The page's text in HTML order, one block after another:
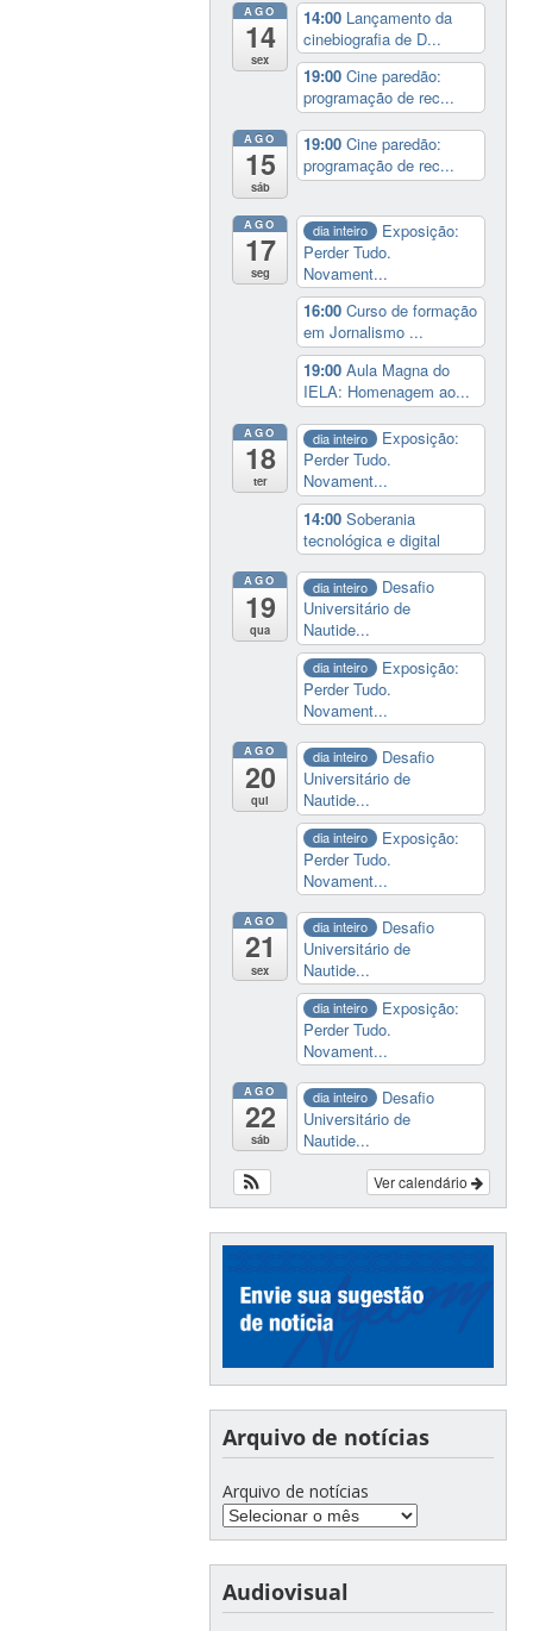
AGO
14
sex
14:00 Lançamento da
cinebiografia de D...
19:00Cine paredão:
programação de rec...
AGO
15
sáb
19:00Cine paredão:
programação de rec...
AGO
17
seg
dia inteiro
Exposição:
Perder Tudo.
Novament...
16:00Curso de formação
em Jornalismo ...
19:00Aula Magna do
IELA: Homenagem ao...
AGO
18
ter
dia inteiro
Exposição:
Perder Tudo.
Novament...
14:00Soberania
tecnológica e digital
AGO
19
qua
dia inteiro
Desafio
Universitário de
Nautide...
dia inteiro
Exposição:
Perder Tudo.
Novament...
AGO
20
qui
dia inteiro
Desafio
Universitário de
Nautide...
dia inteiro
Exposição:
Perder Tudo.
Novament...
AGO
21
sex
dia inteiro
Desafio
Universitário de
Nautide...
dia inteiro
Exposição:
Perder Tudo.
Novament...
AGO
22
sáb
dia inteiro
Desafio
Universitário de
Nautide...
Ver calendário
Arquivo de notícias
Arquivo de notícias
Audiovisual